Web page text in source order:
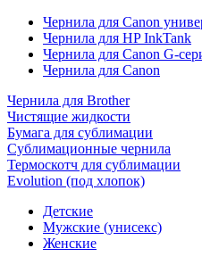
Чернила для Canon
Чернила для HP InkTank
Чернила для Canon G-
Чернила для Canon
Чернила для Brother
Чистящие жидкости
Бумага для сублимации
Сублимационные чернила
Термоскотч для сублимации
Evolution (под хлопок)
Детские
Мужские (унисекс)
Женские